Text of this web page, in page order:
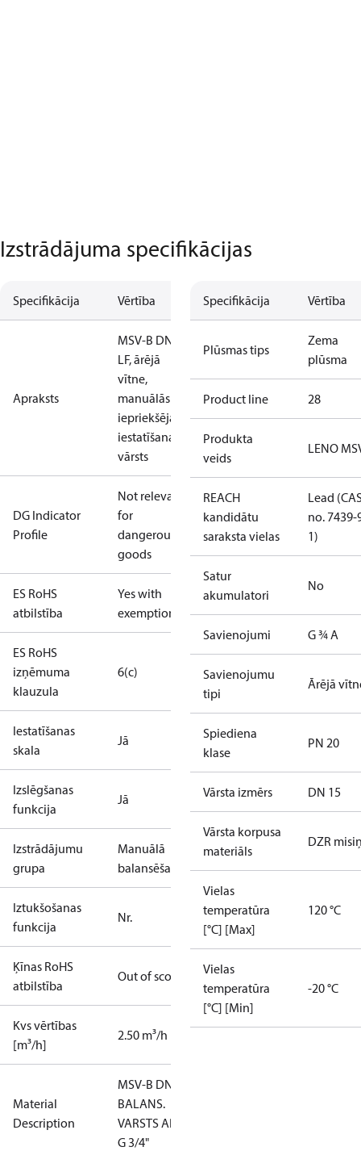
Izstrādājuma specifikācijas
Specifikācija Vērtība
Apraksts
MSV-B DN 15
LF, ārējā
vītne,
manuālās
iepriekšējās
iestatīšanas
vārsts
DG Indicator
Profile
Not relevant
for
dangerous
goods
ES RoHS
atbilstība
Yes with
exemptions
ES RoHS
izņēmuma
klauzula
6(c)
Iestatīšanas
skala
Jā
Izslēgšanas
funkcija
Jā
Izstrādājumu
grupa
Manuālā
balansēšana
Iztukšošanas
funkcija
Nr.
Ķīnas RoHS
atbilstība
Out of scope
Kvs vērtības
[m³/h]
2.50 m³/h
Material
Description
MSV-B DN15
BALANS.
VARSTS AR.V.
G 3/4"
Specifikācija Vērtība
Plūsmas tips
Zema
plūsma
Product line 28
Produkta
veids
LENO
REACH
kandidātu
saraksta vielas
Lead
no. 7439-
1)
Satur
akumulatori
No
Savienojumi G ¾ A
Savienojumu
tipi
Ārējā
Spiediena
klase
PN 20
Vārsta izmērs DN 15
Vārsta korpusa
materiāls
DZR
Vielas
temperatūra
[°C] [Max]
120 °C
Vielas
temperatūra
[°C] [Min]
-20 °C